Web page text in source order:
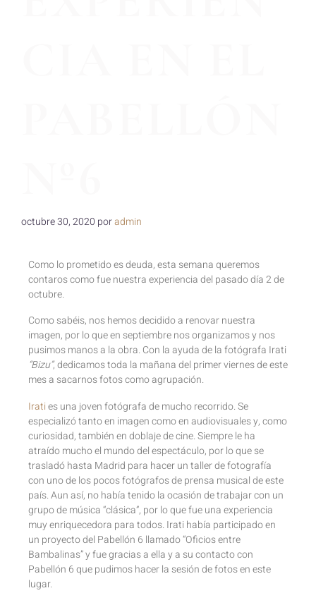
octubre 30, 2020 poradmin
Como lo prometido es deuda, esta semana queremos
contaros como fue nuestra experiencia del pasado día 2 de
octubre.
Como sabéis, nos hemos decidido a renovar nuestra
imagen, por lo que en septiembre nos organizamos y nos
pusimos manos a la obra. Con la ayuda de la fotógrafa Irati
“Bizu”, dedicamos toda la mañana del primer viernes de este
mes a sacarnos fotos como agrupación.
Iraties una joven fotógrafa de mucho recorrido. Se
especializó tanto en imagen como en audiovisuales y, como
curiosidad, también en doblaje de cine. Siempre le ha
atraído mucho el mundo del espectáculo, por lo que se
trasladó hasta Madrid para hacer un taller de fotografía
con uno de los pocos fotógrafos de prensa musical de este
país. Aun así, no había tenido la ocasión de trabajar con un
grupo de música “clásica”, por lo que fue una experiencia
muy enriquecedora para todos. Irati había participado en
un proyecto del Pabellón 6 llamado “Oficios entre
Bambalinas” y fue gracias a ella y a su contacto con
Pabellón 6 que pudimos hacer la sesión de fotos en este
lugar.